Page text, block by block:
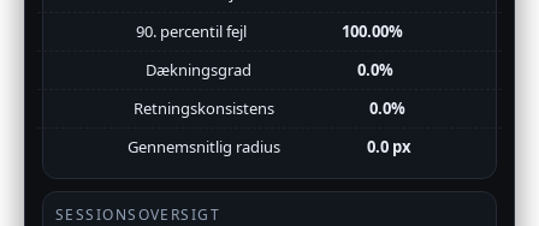
90. percentil fejl
100.00%
Dækningsgrad
0.0%
Retningskonsistens
0.0%
Gennemsnitlig radius
0.0 px
SESSIONSOVERSIGT